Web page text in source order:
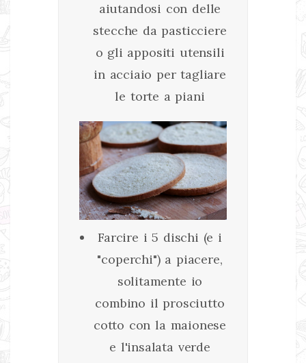
aiutandosi con delle
stecche da pasticciere
o gli appositi utensili
in acciaio per tagliare
le torte a piani
Farcire i 5 dischi (e i
"coperchi") a piacere,
solitamente io
combino il prosciutto
cotto con la maionese
e l'insalata verde